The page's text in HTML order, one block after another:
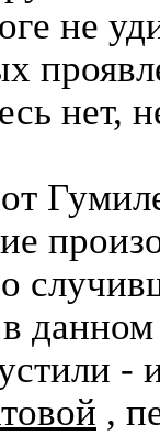
не
нет,
данном
-
,